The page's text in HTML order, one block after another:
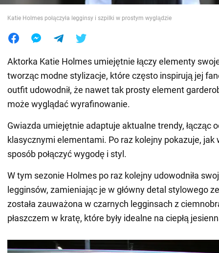
Jedzenie
Katie Holmes połączyła legginsy i szpilki w prostym wyglądzie
Aktorka Katie Holmes umiejętnie łączy elementy
tworząc modne stylizacje, które często inspirują jej
outfit udowodnił, że nawet tak prosty element
może wyglądać wyrafinowanie.
Gwiazda umiejętnie adaptuje aktualne trendy, łącząc
klasycznymi elementami. Po raz kolejny pokazuje, jak
sposób połączyć wygodę i styl.
W tym sezonie Holmes po raz kolejny udowodniła
legginsów, zamieniając je w główny detal stylowego
została zauważona w czarnych legginsach z
płaszczem w kratę, które były idealne na ciepłą